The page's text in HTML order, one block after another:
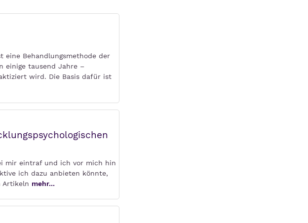
eine Behandlungsmethode der
einige tausend Jahre –
wird. Die Basis dafür ist
mir eintraf und ich vor mich hin
ich dazu anbieten könnte,
Artikeln mehr...